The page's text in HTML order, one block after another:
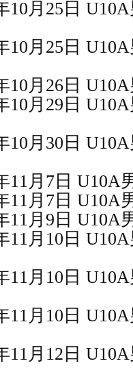
10月25日
10月25日
10月26日
10月29日
10月30日
11月7日 U10A
11月7日 U10A
11月9日 U10A
11月10日
11月10日
11月10日
11月12日